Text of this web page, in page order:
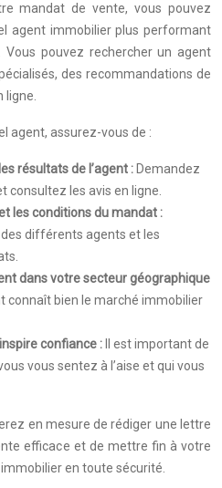
mandat de vente, vous pouvez
agent immobilier plus performant
pouvez rechercher un agent
des recommandations de
ligne.
agent, assurez-vous de :
résultats de l’agent : Demandez
consultez les avis en ligne.
les conditions du mandat :
différents agents et les
dans votre secteur géographique
connaît bien le marché immobilier
confiance :
Il est important de
vous sentez à l’aise et qui vous
en mesure de rédiger une lettre
efficace et de mettre fin à votre
en toute sécurité.